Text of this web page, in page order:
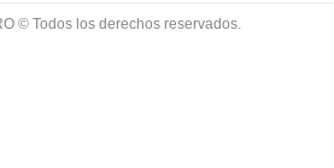
© Todos los derechos reservados.